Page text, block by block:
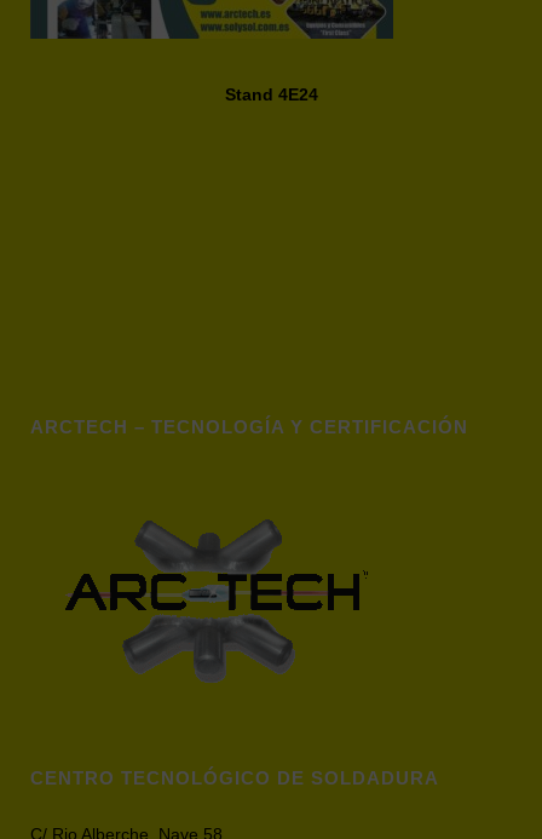
Stand 4E24
ARCTECH – TECNOLOGÍA Y CERTIFICACIÓN
CENTRO TECNOLÓGICO DE SOLDADURA
C/ Rio Alberche, Nave 58